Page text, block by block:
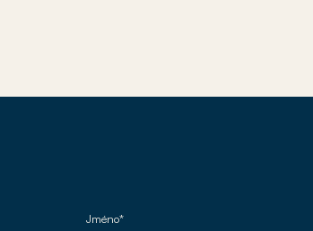
Jméno*